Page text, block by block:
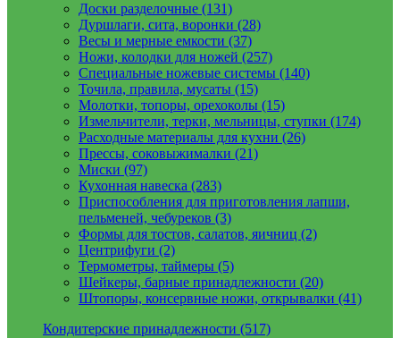
Доски разделочные (131)
Дуршлаги, сита, воронки (28)
Весы и мерные емкости (37)
Ножи, колодки для ножей (257)
Специальные ножевые системы (140)
Точила, правила, мусаты (15)
Молотки, топоры, орехоколы (15)
Измельчители, терки, мельницы, ступки (174)
Расходные материалы для кухни (26)
Прессы, соковыжималки (21)
Миски (97)
Кухонная навеска (283)
Приспособления для приготовления лапши,
пельменей, чебуреков (3)
Формы для тостов, салатов, яичниц (2)
Центрифуги (2)
Термометры, таймеры (5)
Шейкеры, барные принадлежности (20)
Штопоры, консервные ножи, открывалки (41)
Кондитерские принадлежности (517)